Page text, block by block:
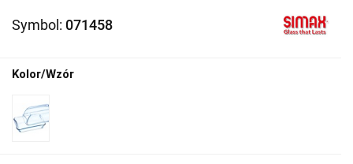
Symbol: 071458
Kolor/Wzór